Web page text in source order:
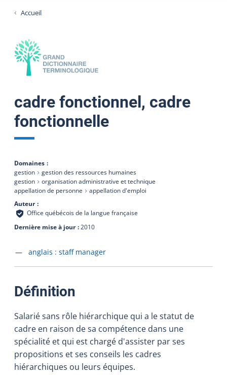
Accueil
cadre fonctionnel, cadre
fonctionnelle
Domaines
gestion
gestion des ressources humaines
gestion
organisation administrative et technique
appellation de personne
appellation d'emploi
Auteur
Office québécois de la langue française
Dernière mise à jour 2010
Accéder à la fiche en
anglais : staff manager
Définition
Salarié sans rôle hiérarchique qui a le statut de
cadre en raison de sa compétence dans une
spécialité et qui est chargé d'assister par ses
propositions et ses conseils les cadres
hiérarchiques ou leurs équipes.